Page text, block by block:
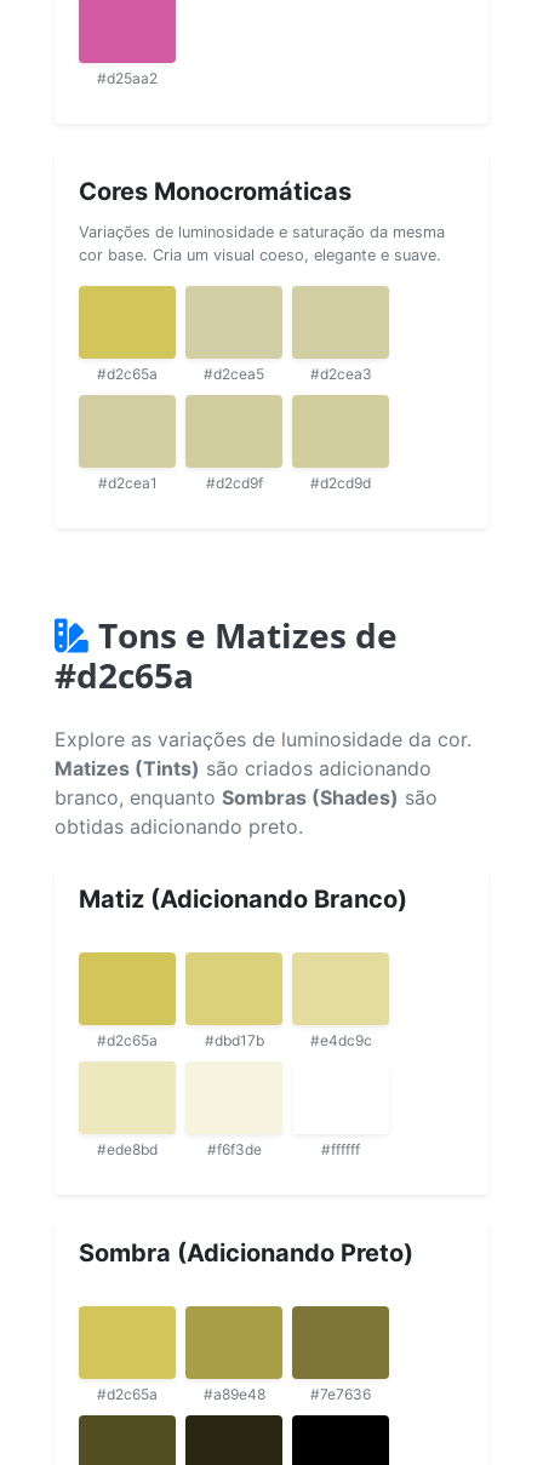
#d25aa2
Cores Monocromáticas
Variações de luminosidade e saturação da mesma
cor base. Cria um visual coeso, elegante e suave.
#d2c65a #d2cea5 #d2cea3
#d2cea1 #d2cd9f #d2cd9d
Tons e Matizes de
#d2c65a
Explore as variações de luminosidade da cor.
Matizes (Tints) são criados adicionando
branco, enquanto Sombras (Shades) são
obtidas adicionando preto.
Matiz (Adicionando Branco)
#d2c65a #dbd17b #e4dc9c
#ede8bd #f6f3de #ffffff
Sombra (Adicionando Preto)
#d2c65a #a89e48 #7e7636